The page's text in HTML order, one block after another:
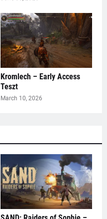
Kromlech – Early Access
Teszt
March 10, 2026